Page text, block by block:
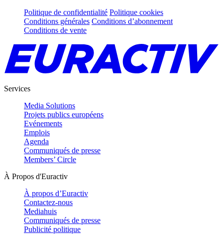
Politique de confidentialité Politique cookies
Conditions générales Conditions d’abonnement
Conditions de vente
Services
Media Solutions
Projets publics européens
Evénements
Emplois
Agenda
Communiqués de presse
Members’ Circle
À Propos d'Euractiv
À propos d’Euractiv
Contactez-nous
Mediahuis
Communiqués de presse
Publicité politique